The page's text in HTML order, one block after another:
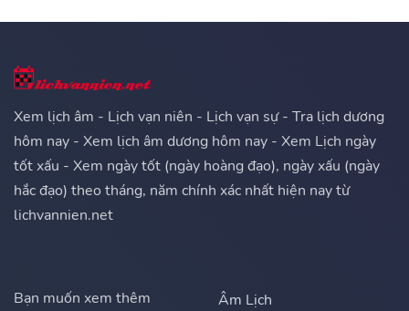
Xem lịch âm - Lịch vạn niên - Lịch vạn sự - Tra lịch dương
hôm nay - Xem lịch âm dương hôm nay - Xem Lịch ngày
tốt xấu - Xem ngày tốt (ngày hoàng đạo), ngày xấu (ngày
hắc đạo) theo tháng, năm chính xác nhất hiện nay từ
lichvannien.net
Bạn muốn xem thêm
Âm Lịch